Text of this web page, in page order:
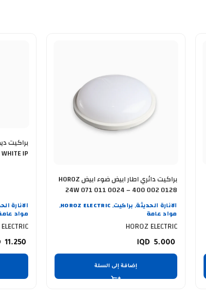
براكيت دائري اطار ابيض ضوء ابيض HOROZ
24W 071 011 0024 – 400 002 0128
الانارة الحديثة, براكيت,
HOROZ ELECTRIC
,
مواد عامة
HOROZ ELECTRIC
5.000
إضافة إلى السلة
12W-3000K WHITE IP
الانارة
مواد
11.250